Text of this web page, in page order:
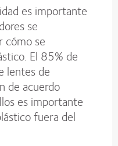
es importante
se
cómo se
El 85% de
lentes de
de acuerdo
es importante
fuera del